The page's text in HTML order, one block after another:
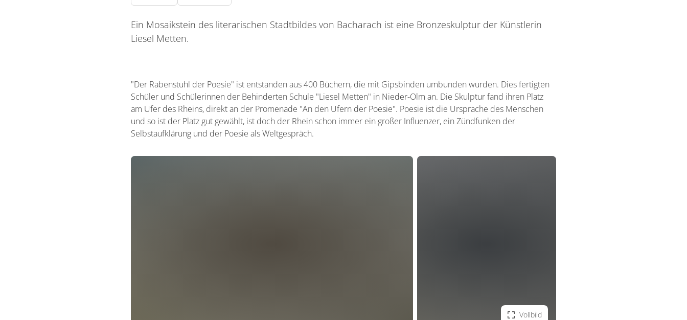
Ein Mosaikstein des literarischen Stadtbildes von Bacharach ist eine Bronzeskulptur der Künstlerin
Liesel Metten.
"Der Rabenstuhl der Poesie" ist entstanden aus 400 Büchern, die mit Gipsbinden umbunden wurden. Dies fertigten
Schüler und Schülerinnen der Behinderten Schule "Liesel Metten" in Nieder-Olm an. Die Skulptur fand ihren Platz
am Ufer des Rheins, direkt an der Promenade "An den Ufern der Poesie". Poesie ist die Ursprache des Menschen
und so ist der Platz gut gewählt, ist doch der Rhein schon immer ein großer Influenzer, ein Zündfunken der
Selbstaufklärung und der Poesie als Weltgespräch.
Vollbild